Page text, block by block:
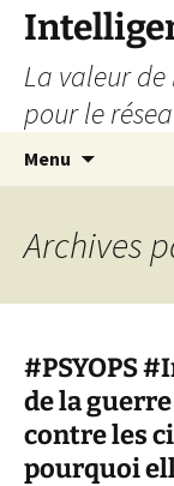
Aller
contenu
La valeur
pour le
Menu
Archives
#PSYOPS
de la
contre les
pourquoi